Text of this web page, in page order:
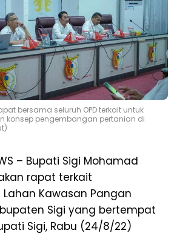
bersama seluruh OPD terkait untuk
konsep pengembangan pertanian di
– Bupati Sigi Mohamad
rapat terkait
Kawasan Pangan
Sigi yang bertempat
Sigi, Rabu (24/8/22)